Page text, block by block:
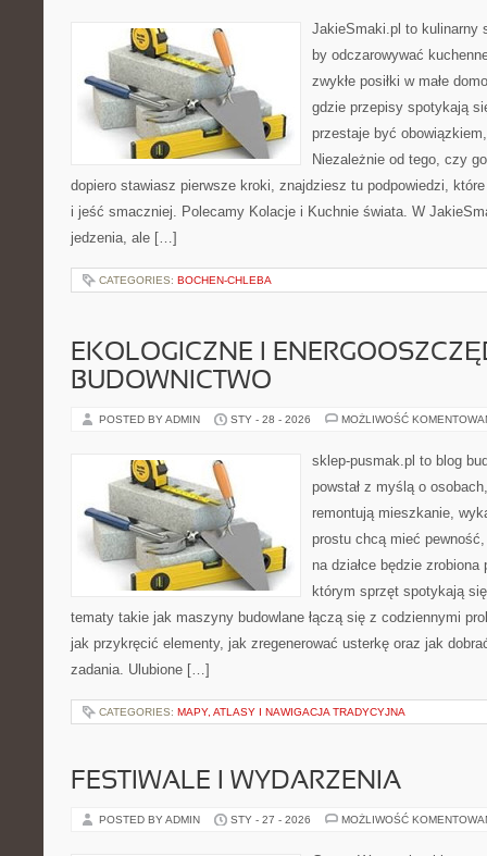
JakieSmaki.pl to kulinarny
by odczarowywać
zwykłe posiłki w małe
gdzie przepisy spotykają
przestaje być
Niezależnie od tego, czy
dopiero stawiasz pierwsze kroki, znajdziesz tu podpowiedzi,
i jeść smaczniej. Polecamy Kolacje i Kuchnie świata. W
jedzenia, ale […]
CATEGORIES: BOCHEN-CHLEBA
EKOLOGICZNE I
BUDOWNICTWO
POSTED BY ADMIN STY - 28 - 2026 MOŻLIWOŚĆ
sklep-pusmak.pl to blog
powstał z myślą o
remontują mieszkanie,
prostu chcą mieć
na działce będzie
którym sprzęt spotykają
tematy takie jak maszyny budowlane łączą się z codziennymi
jak przykręcić elementy, jak zregenerować usterkę oraz jak
zadania. Ulubione […]
CATEGORIES: MAPY, ATLASY I NAWIGACJA TRADYCYJNA
FESTIWALE I WYDARZENIA
POSTED BY ADMIN STY - 27 - 2026 MOŻLIWOŚĆ